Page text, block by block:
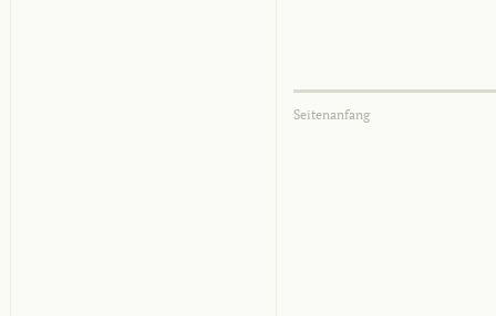
Seitenanfang